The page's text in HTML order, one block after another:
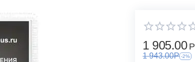
1 905.00 Р
1 943.00Р -2%